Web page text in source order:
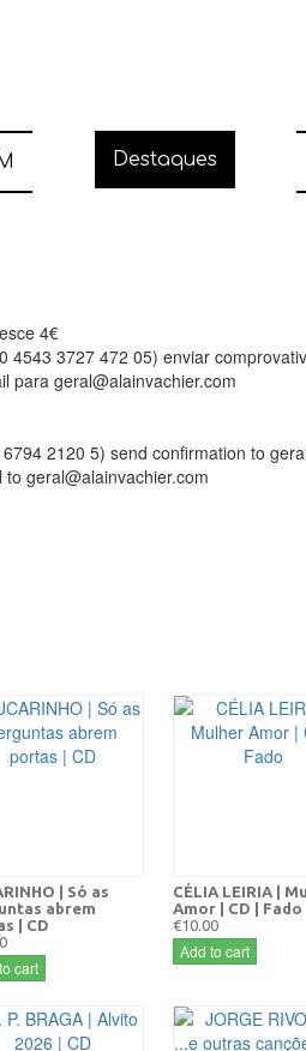
Destaques
| Só as
abrem
| CD
cart
CÉLIA LEIRIA |
Amor | CD | Fado
€10.00
Add to cart
4€
3727 472 05) enviar
para geral@alainvachier.com
2120 5) send confirmation to
geral@alainvachier.com